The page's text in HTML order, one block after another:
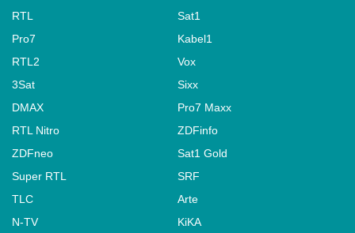
RTL
Sat1
Pro7
Kabel1
RTL2
Vox
3Sat
Sixx
DMAX
Pro7 Maxx
RTL Nitro
ZDFinfo
ZDFneo
Sat1 Gold
Super RTL
SRF
TLC
Arte
N-TV
KiKA